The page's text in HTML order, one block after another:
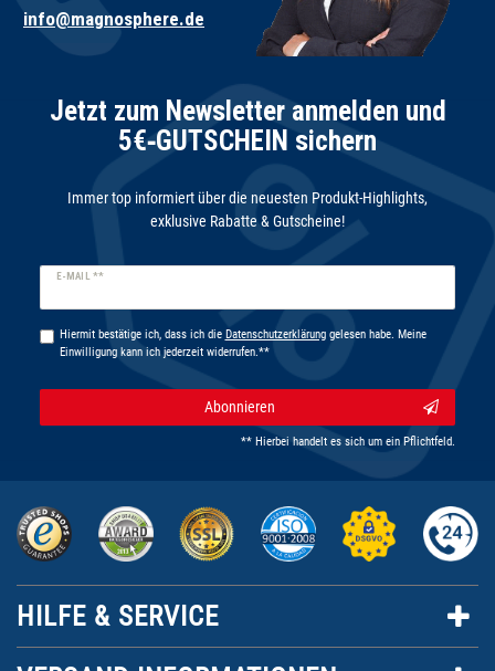
info@magnosphere.de
Jetzt zum Newsletter anmelden und
5€‑GUTSCHEIN sichern
Immer top informiert über die neuesten Produkt-Highlights,
exklusive Rabatte & Gutscheine!
E-MAIL **
Newsletter
Hiermit bestätige ich, dass ich die Daten­schutz­erklärunggelesen habe. Meine
Einwilligung kann ich jederzeit widerrufen.**
Abonnieren
** Hierbei handelt es sich um ein Pflichtfeld.
HILFE & SERVICE